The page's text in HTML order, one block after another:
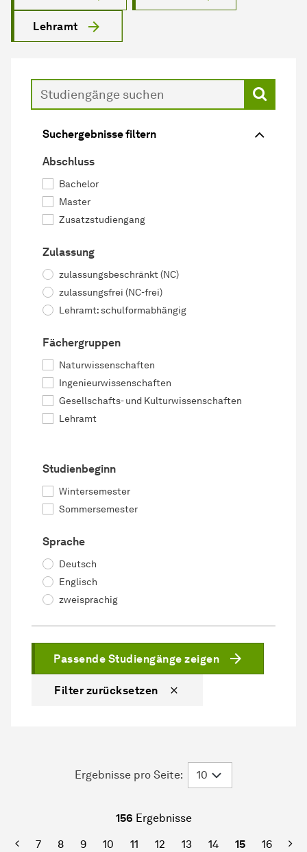
Lehramt
Suchergebnisse filtern
Abschluss
Bachelor
Master
Zusatzstudiengang
Zulassung
zulassungsbeschränkt (NC)
zulassungsfrei (NC-frei)
Lehramt: schulformabhängig
Fächergruppen
Naturwissenschaften
Ingenieurwissenschaften
Gesellschafts- und Kulturwissenschaften
Lehramt
Studienbeginn
Wintersemester
Sommersemester
Sprache
Deutsch
Englisch
zweisprachig
Passende Studiengänge zeigen
Filter zurücksetzen
Ergebnisse pro Seite:
156 Ergebnisse
Seite
Vorherige
7 8 9 10 11 12 13 14 15 16